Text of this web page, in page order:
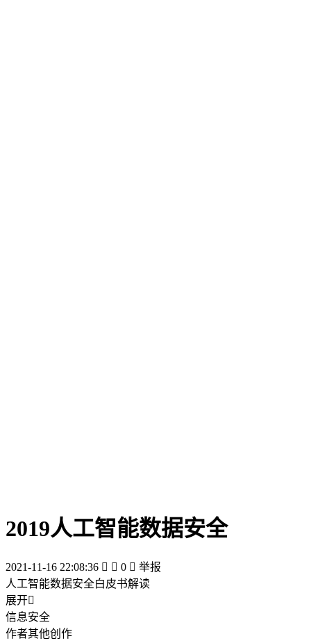
2019人工智能数据安全
2021-11-16 22:08:36   0  举报
人工智能数据安全白皮书解读
展开
信息安全
作者其他创作